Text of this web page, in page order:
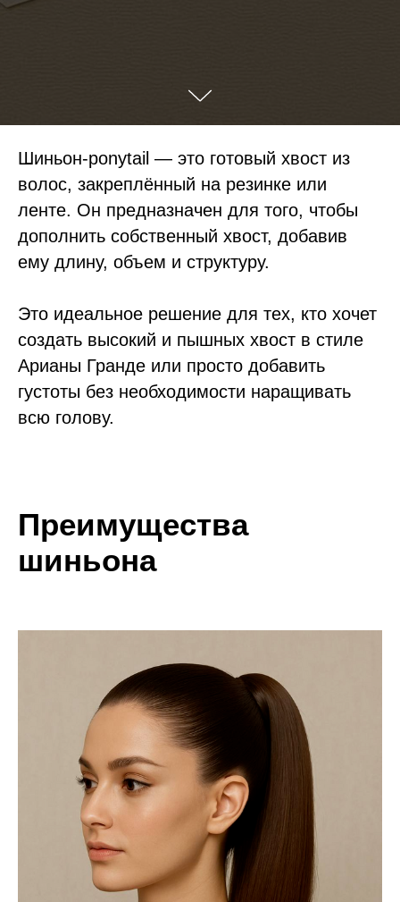
Шиньон-ponytail — это готовый хвост из
волос, закреплённый на резинке или
ленте. Он предназначен для того, чтобы
дополнить собственный хвост, добавив
ему длину, объем и структуру.
Это идеальное решение для тех, кто хочет
создать высокий и пышных хвост в стиле
Арианы Гранде или просто добавить
густоты без необходимости наращивать
всю голову.
Преимущества
шиньона